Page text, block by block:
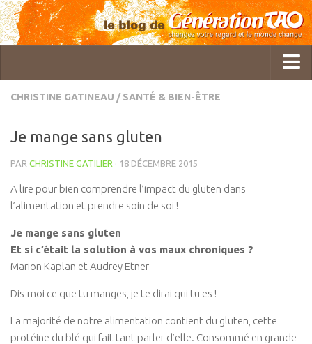
GTAO Rédaction
Pol Charoy
Imanou Risselard
Cécile Bercegeay
Master Roger Itier
Isa Artao
CHRISTINE GATINEAU / SANTÉ & BIEN-ÊTRE
Je mange sans gluten
PAR CHRISTINE GATILIER · 18 DÉCEMBRE 2015
A lire pour bien comprendre l’impact du gluten dans
l’alimentation et prendre soin de soi !
Je mange sans gluten
Et si c’était la solution à vos maux chroniques ?
Marion Kaplan et Audrey Etner
Dis-moi ce que tu manges, je te dirai qui tu es !
La majorité de notre alimentation contient du gluten, cette
protéine du blé qui fait tant parler d’elle. Consommé en grande